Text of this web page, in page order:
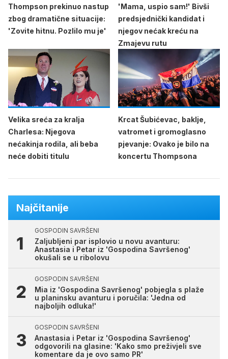
Thompson prekinuo nastup
zbog dramatične situacije:
'Zovite hitnu. Pozlilo mu je'
'Mama, uspio sam!' Bivši
predsjednički kandidat i
njegov nećak kreću na
Zmajevu rutu
Velika sreća za kralja
Charlesa: Njegova
nećakinja rodila, ali beba
neće dobiti titulu
Krcat Šubićevac, baklje,
vatromet i gromoglasno
pjevanje: Ovako je bilo na
koncertu Thompsona
Najčitanije
GOSPODIN SAVRŠENI
Zaljubljeni par isplovio u novu avanturu:
Anastasia i Petar iz 'Gospodina Savršenog'
okušali se u ribolovu
GOSPODIN SAVRŠENI
Mia iz 'Gospodina Savršenog' pobjegla s plaže
u planinsku avanturu i poručila: 'Jedna od
najboljih odluka!'
GOSPODIN SAVRŠENI
Anastasia i Petar iz 'Gospodina Savršenog'
odgovorili na glasine: 'Kako smo preživjeli sve
komentare da je ovo samo PR'